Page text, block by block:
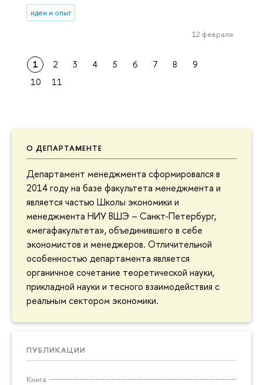
О ДЕПАРТАМЕНТЕ
Департамент менеджмента сформировался в
2014 году на базе факультета менеджмента и
является частью Школы экономики и
менеджмента НИУ ВШЭ – Санкт-Петербург,
«мегафакультета», объединившего в себе
экономистов и менеджеров. Отличительной
особенностью департамента является
органичное сочетание теоретической науки,
прикладной науки и тесного взаимодействия с
реальным сектором экономики.
ПУБЛИКАЦИИ
Книга
идеи и опыт
12 февраля
1 2 3 4 5 6 7 8
9
10
11